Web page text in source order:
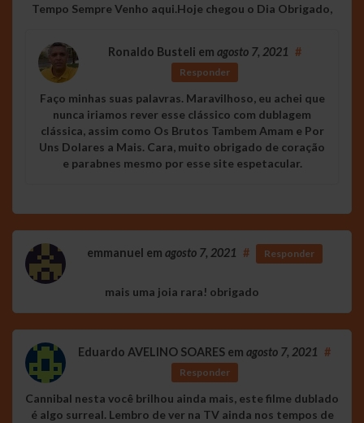
Tempo Sempre Venho aqui.Hoje chegou o Dia Obrigado,
Ronaldo Busteli em agosto 7, 2021 #
Responder
Faço minhas suas palavras. Maravilhoso, eu achei que
nunca iriamos rever esse clássico com dublagem
clássica, assim como Os Brutos Tambem Amam e Por
Uns Dolares a Mais. Cara, muito obrigado de coração
e parabnes mesmo por esse site espetacular.
emmanuel em agosto 7, 2021 # Responder
mais uma joia rara! obrigado
Eduardo AVELINO SOARES em agosto 7, 2021 #
Responder
Cannibal nesta você brilhou ainda mais, este filme dublado
é algo surreal. Lembro de ver na TV ainda nos tempos de